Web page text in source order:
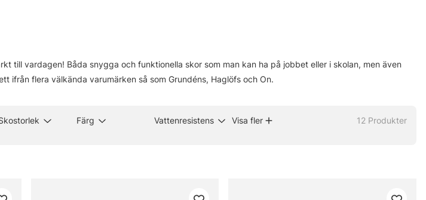
till vardagen! Båda snygga och funktionella skor som man kan ha på jobbet eller i skolan, men även
ifrån flera välkända varumärken så som Grundéns, Haglöfs och On.
Färg Vattenresistens Visa fler 12 Produkter